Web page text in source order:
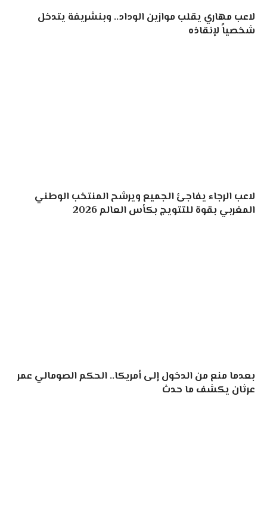
لاعب مهاري يقلب موازين الوداد.. وبنشريفة يتدخل
شخصياً لإنقاذه
لاعب الرجاء يفاجئ الجميع ويرشح المنتخب الوطني
المغربي بقوة للتتويج بكأس العالم 2026
بعدما منع من الدخول إلى أمريكا.. الحكم الصومالي عمر
عرثان يكشف ما حدث